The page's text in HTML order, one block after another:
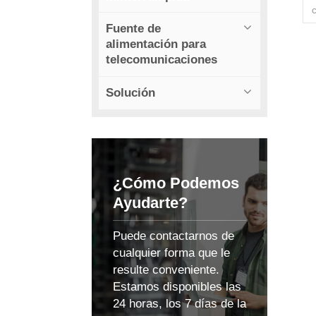
Fuente de
alimentación para
telecomunicaciones
Solución
¿Cómo Podemos
Ayudarte?
Puede contactarnos de
cualquier forma que le
resulte conveniente.
Estamos disponibles las
24 horas, los 7 días de la